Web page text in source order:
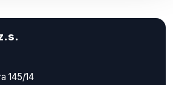
145/14